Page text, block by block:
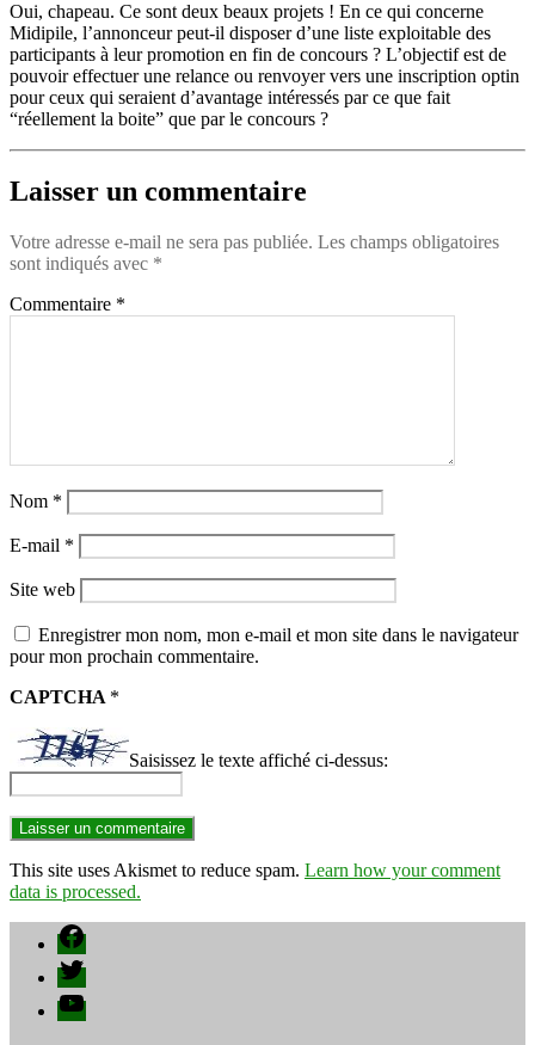
Oui, chapeau. Ce sont deux beaux projets ! En ce qui concerne
Midipile, l’annonceur peut-il disposer d’une liste exploitable des
participants à leur promotion en fin de concours ? L’objectif est de
pouvoir effectuer une relance ou renvoyer vers une inscription optin
pour ceux qui seraient d’avantage intéressés par ce que fait
“réellement la boite” que par le concours ?
Laisser un commentaire
Votre adresse e-mail ne sera pas publiée. Les champs obligatoires
sont indiqués avec *
Commentaire *
Nom *
E-mail *
Site web
Enregistrer mon nom, mon e-mail et mon site dans le navigateur
pour mon prochain commentaire.
CAPTCHA *
Saisissez le texte affiché ci-dessus:
This site uses Akismet to reduce spam. Learn how your comment
data is processed.
Facebook
Twitter
YouTube